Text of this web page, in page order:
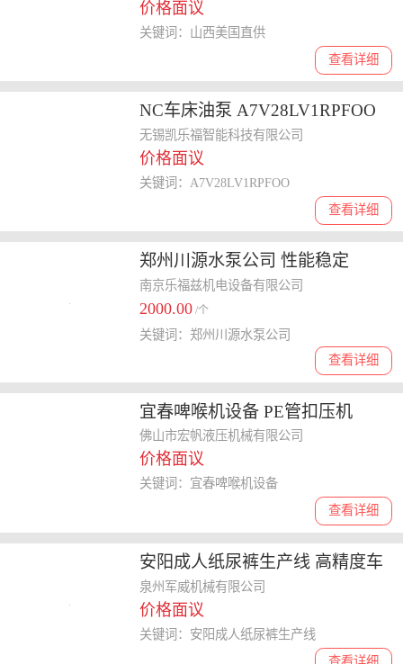
价格面议
查看详细
关键词：山西美国直供
NC车床油泵 A7V28LV1RPFOO
厂家直发
无锡凯乐福智能科技有限公司
价格面议
查看详细
关键词：A7V28LV1RPFOO
郑州川源水泵公司 性能稳定
南京乐福兹机电设备有限公司
2000.00 /个
查看详细
关键词：郑州川源水泵公司
宜春啤喉机设备 PE管扣压机
佛山市宏帆液压机械有限公司
价格面议
查看详细
关键词：宜春啤喉机设备
安阳成人纸尿裤生产线 高精度车
床
泉州军威机械有限公司
价格面议
查看详细
关键词：安阳成人纸尿裤生产线